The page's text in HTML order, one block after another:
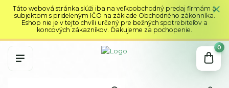
Táto webová stránka slúži iba na veľkoobchodný predaj firmám a
subjektom s prideleným IČO na základe Obchodného zákonníka.
Eshop nie je v tejto chvíli určený pre bežných spotrebiteľov a
koncových zákazníkov. Ďakujeme za pochopenie.
0